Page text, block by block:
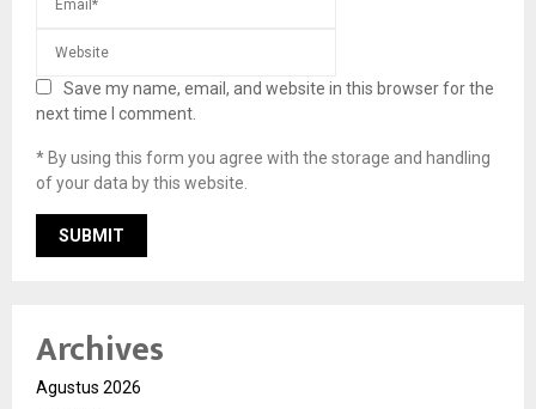
Save my name, email, and website in this browser for the
next time I comment.
* By using this form you agree with the storage and handling
of your data by this website.
Archives
Agustus 2026